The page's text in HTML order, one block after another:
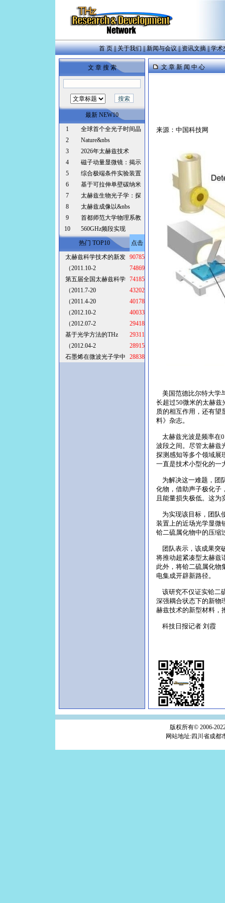
首 页||关于我们||新闻与会议||资讯文摘||学术
文 章 搜 索
最新 NEW10
1
全球首个全光子时间晶
2
Nature&nbs
3
2026年太赫兹技术
4
磁子动量显微镜：揭示
5
综合极端条件实验装置
6
基于可拉伸单壁碳纳米
7
太赫兹生物光子学：探
8
太赫兹成像以&nbs
9
首都师范大学物理系教
10
560GHz频段实现
热门 TOP10
点击
太赫兹科学技术的新发 90785
（2011.10-2
74869
第五届全国太赫兹科学 74185
（2011.7-20
43202
（2011.4-20
40178
（2012.10-2
40033
（2012.07-2
29418
基于光学方法的THz
29311
（2012.04-2
28915
石墨烯在微波光子学中
28838
文 章 新 闻 中 心
来源：中国科技网
美国范德比尔特大学
长超过50微米的太赫兹
质的相互作用，还有望
料》杂志。
太赫兹光波是频率在
波段之间。尽管太赫兹
探测感知等多个领域展
一直是技术小型化的一
为解决这一难题，团
化物，借助声子极化子
且能量损失极低。这
为实现该目标，团队
装置上的近场光学显微
铪二硫属化物中的压缩
团队表示，该成果突
将推动超紧凑型太赫兹
此外，将铪二硫属化物
电集成开辟新路径。
该研究不仅证实铪二
深强耦合状态下的新物
赫兹技术的新型材料，
科技日报记者 刘霞
版权所有© 2006-
网站地址:四川省成都